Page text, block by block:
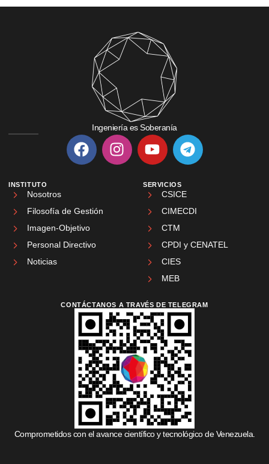
Ingeniería es Soberanía
INSTITUTO
Nosotros
Filosofía de Gestión
Imagen-Objetivo
Personal Directivo
Noticias
SERVICIOS
CSICE
CIMECDI
CTM
CPDI y CENATEL
CIES
MEB
CONTÁCTANOS A TRAVÉS DE TELEGRAM
Comprometidos con el avance científico y tecnológico de Venezuela.